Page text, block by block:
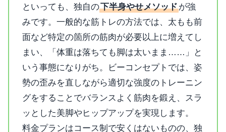
といっても、独自の下半身やせメソッドが強
みです。一般的な筋トレの方法では、太もも前
面など特定の箇所の筋肉が必要以上に増えてし
まい、「体重は落ちても脚は太いまま……」と
いう事態になりがち。ビーコンセプトでは、姿
勢の歪みを直しながら適切な強度のトレーニン
グをすることでバランスよく筋肉を鍛え、スラ
ッとした美脚やヒップアップを実現します。
料金プランはコース制で安くはないものの、独